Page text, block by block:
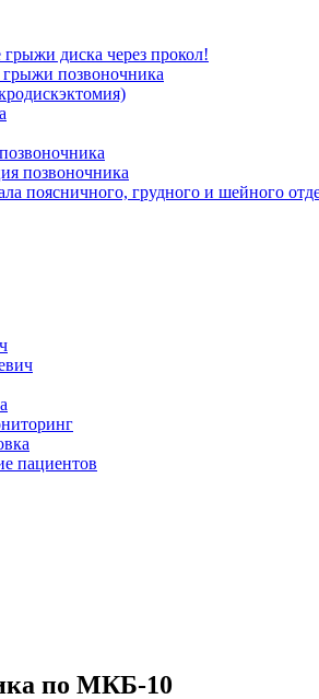
диска через прокол!
грыжи позвоночника
позвоночника
поясничного, грудного и шейного
пациентов
по МКБ-10